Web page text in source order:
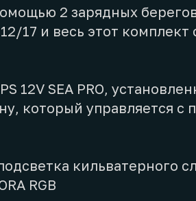
2 зарядных
17 и весь этот комплект
12V SEA PRO,
который управляется с
кильватерного
RGB